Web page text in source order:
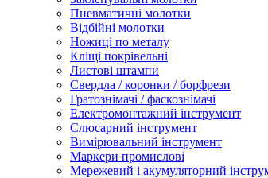
Пневматичні молотки
Відбійні молотки
Ножиці по металу
Кліщі покрівельні
Листові штампи
Свердла / коронки / борфрези
Гратознімачі / фаскознімачі
Електромонтажний інструмент
Слюсарний інструмент
Вимірювальний інструмент
Маркери промислові
Мережевий і акумуляторний